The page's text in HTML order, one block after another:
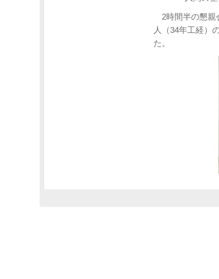
2時間半の懇親
人（34年工経）
た。